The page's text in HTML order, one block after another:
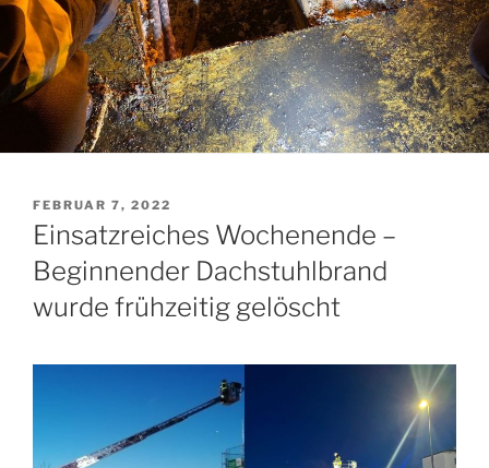
VERÖFFENTLICHT
AM
FEBRUAR 7, 2022
Einsatzreiches Wochenende –
Beginnender Dachstuhlbrand
wurde frühzeitig gelöscht